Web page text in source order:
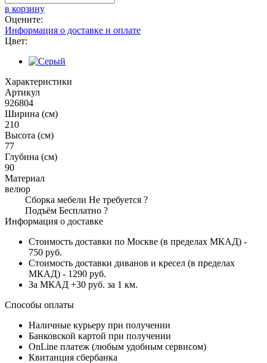
в корзину
Оцените:
Информация о доставке и оплате
Цвет:
Характеристики
Артикул
926804
Ширина (см)
210
Высота (см)
77
Глубина (см)
90
Материал
велюр
Сборка мебели Не требуется ?
Подъём Бесплатно ?
Информация о доставке
Стоимость доставки по Москве (в пределах МКАД) -
750 руб.
Стоимость доставки диванов и кресел (в пределах
МКАД) - 1290 руб.
За МКАД +30 руб. за 1 км.
Способы оплаты
Наличные курьеру при получении
Банковской картой при получении
OnLine платеж (любым удобным сервисом)
Квитанция сбербанка